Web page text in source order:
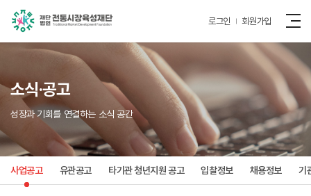
로그인 회원가입
소식·공고
성장과 기회를 연결하는 소식 공간
사업공고 유관공고 타기관 청년지원 공고 입찰정보 채용정보 기